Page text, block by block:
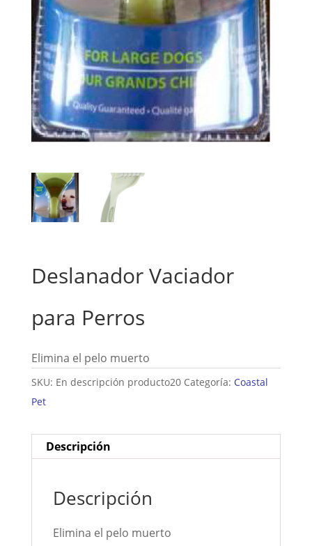
Deslanador Vaciador
para Perros
Elimina el pelo muerto
SKU: En descripción producto20 Categoría: Coastal
Pet
Descripción
Descripción
Elimina el pelo muerto